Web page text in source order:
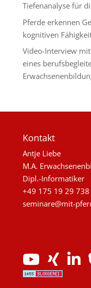
Tiefenanalyse für
Pferde erkennen
kognitiven
Video-Interview
eines
Kontakt
Antje Liebe
M.A.
Dipl.-Informatiker
+49 175 19 29 738
seminare@mit-